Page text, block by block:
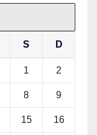
S D
1 2
8 9
15 16